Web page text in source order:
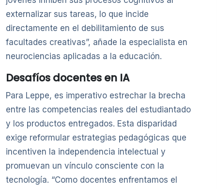
externalizar sus tareas, lo que incide
directamente en el debilitamiento de sus
facultades creativas”, añade la especialista en
neurociencias aplicadas a la educación.
Desafíos docentes en IA
Para Leppe, es imperativo estrechar la brecha
entre las competencias reales del estudiantado
y los productos entregados. Esta disparidad
exige reformular estrategias pedagógicas que
incentiven la independencia intelectual y
promuevan un vínculo consciente con la
tecnología. “Como docentes enfrentamos el